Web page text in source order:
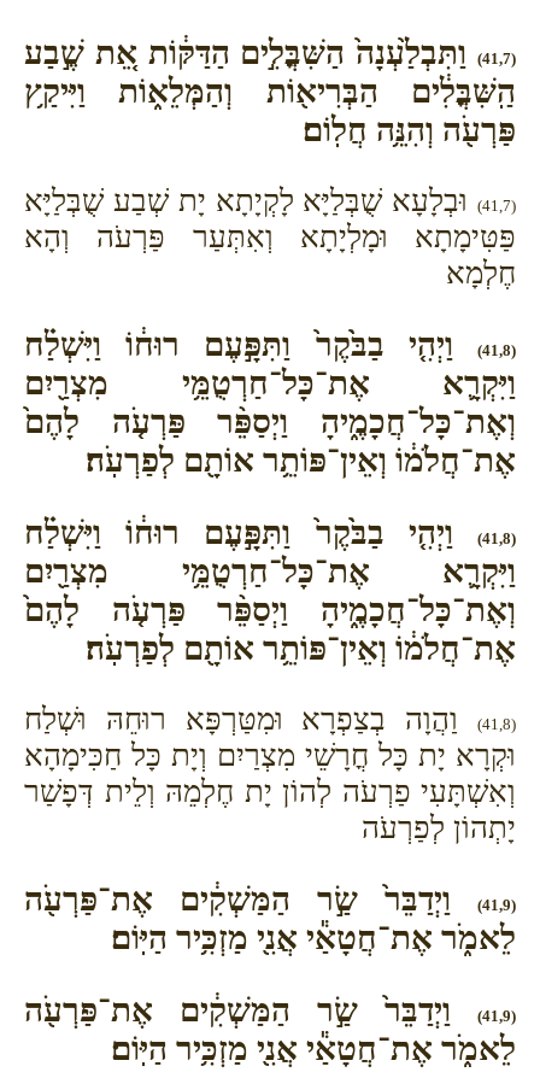
(41,7)
וַתִּבְלַ֙עְנָה֙ הַשִּׁבֳּלִ֣ים הַדַּקּ֔וֹת אֵ֚ת שֶׁ֣בַע
הַֽשִּׁבֳּלִ֔ים הַבְּרִיא֖וֹת וְהַמְּלֵא֑וֹת וַיִּיקַ֥ץ
פַּרְעֹ֖ה וְהִנֵּ֥ה חֲלֽוֹם׃
(41,7)
וּבְלָעָא שֻׁבְּלַיָּא לָקְיָתָא יָת שְׁבַע שֻׁבְּלַיָּא
פַּטִּימָתָא וּמָלְיָתָא וְאִתְּעַר פַּרְעֹה וְהָא
חֶלְמָא
(41,8)
וַיְהִ֤י בַבֹּ֙קֶר֙ וַתִּפָּ֣עֶם רוּח֔וֹ וַיִּשְׁלַ֗ח
וַיִּקְרָ֛א אֶת־כָּל־חַרְטֻמֵּ֥י מִצְרַ֖יִם
וְאֶת־כָּל־חֲכָמֶ֑יהָ וַיְסַפֵּ֨ר פַּרְעֹ֤ה לָהֶם֙
אֶת־חֲלֹמ֔וֹ וְאֵין־פּוֹתֵ֥ר אוֹתָ֖ם לְפַרְעֹֽה׃
(41,8)
וַיְהִ֤י בַבֹּ֙קֶר֙ וַתִּפָּ֣עֶם רוּח֔וֹ וַיִּשְׁלַ֗ח
וַיִּקְרָ֛א אֶת־כָּל־חַרְטֻמֵּ֥י מִצְרַ֖יִם
וְאֶת־כָּל־חֲכָמֶ֑יהָ וַיְסַפֵּ֨ר פַּרְעֹ֤ה לָהֶם֙
אֶת־חֲלֹמ֔וֹ וְאֵין־פּוֹתֵ֥ר אוֹתָ֖ם לְפַרְעֹֽה׃
(41,8)
וַהֲוָה בְצַפְרָא וּמִטַּרְפָּא רוּחֵהּ וּשְׁלַח
וּקְרָא יָת כָּל חֳרָשֵׁי מִצְרַיִם וְיָת כָּל חַכִּימָהָא
וְאִשְׁתָּעִי פַרְעֹה לְהוֹן יָת חֶלְמֵהּ וְלֵית דְּפָשַׁר
יָתְהוֹן לְפַרְעֹה
(41,9)
וַיְדַבֵּר֙ שַׂ֣ר הַמַּשְׁקִ֔ים אֶת־פַּרְעֹ֖ה
לֵאמֹ֑ר אֶת־חֲטָאַ֕י אֲנִ֖י מַזְכִּ֥יר הַיּֽוֹם׃
(41,9)
וַיְדַבֵּר֙ שַׂ֣ר הַמַּשְׁקִ֔ים אֶת־פַּרְעֹ֖ה
לֵאמֹ֑ר אֶת־חֲטָאַ֕י אֲנִ֖י מַזְכִּ֥יר הַיּֽוֹם׃